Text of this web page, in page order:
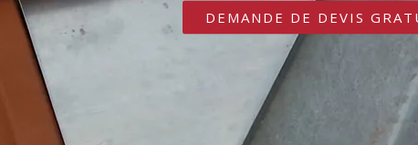
DEMANDE DE DEVIS